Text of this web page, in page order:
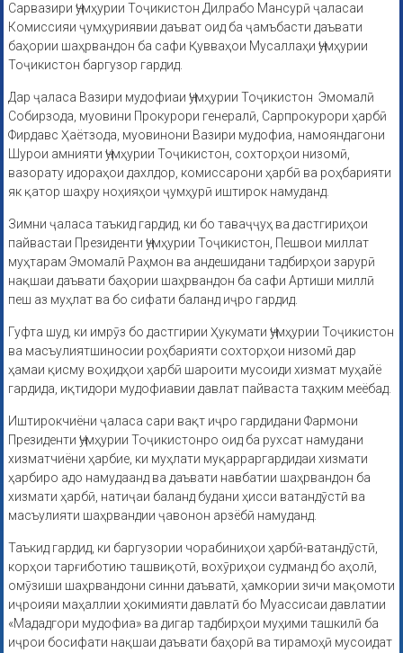
Сарвазири Ҷумҳурии Тоҷикистон Дилрабо Мансурӣ ҷаласаи
Комиссияи ҷумҳуриявии даъват оид ба ҷамъбасти даъвати
баҳории шаҳрвандон ба сафи Қувваҳои Мусаллаҳи Ҷумҳурии
Тоҷикистон баргузор гардид.
Дар ҷаласа Вазири мудофиаи Ҷумҳурии Тоҷикистон Эмомалӣ
Собирзода, муовини Прокурори генералӣ, Сарпрокурори ҳарбӣ
Фирдавс Ҳаётзода, муовинони Вазири мудофиа, намояндагони
Шурои амнияти Ҷумҳурии Тоҷикистон, сохторҳои низомӣ,
вазорату идораҳои дахлдор, комиссарони ҳарбӣ ва роҳбарияти
як қатор шаҳру ноҳияҳои ҷумҳурӣ иштирок намуданд.
Зимни ҷаласа таъкид гардид, ки бо таваҷҷуҳ ва дастгириҳои
пайвастаи Президенти Ҷумҳурии Тоҷикистон, Пешвои миллат
муҳтарам Эмомалӣ Раҳмон ва андешидани тадбирҳои зарурӣ
нақшаи даъвати баҳории шаҳрвандон ба сафи Артиши миллӣ
пеш аз муҳлат ва бо сифати баланд иҷро гардид.
Гуфта шуд, ки имрӯз бо дастгирии Ҳукумати Ҷумҳурии Тоҷикистон
ва масъулиятшиносии роҳбарияти сохторҳои низомӣ дар
ҳамаи қисму воҳидҳои ҳарбӣ шароити мусоиди хизмат муҳайё
гардида, иқтидори мудофиавии давлат пайваста таҳким меёбад.
Иштирокчиёни ҷаласа сари вақт иҷро гардидани Фармони
Президенти Ҷумҳурии Тоҷикистонро оид ба рухсат намудани
хизматчиёни ҳарбие, ки муҳлати муқарраргардидаи хизмати
ҳарбиро адо намудаанд ва даъвати навбатии шаҳрвандон ба
хизмати ҳарбӣ, натиҷаи баланд будани ҳисси ватандӯстӣ ва
масъулияти шаҳрвандии ҷавонон арзёбӣ намуданд.
Таъкид гардид, ки баргузории чорабиниҳои ҳарбӣ-ватандӯстӣ,
корҳои тарғиботию ташвиқотӣ, вохӯриҳои судманд бо аҳолӣ,
омӯзиши шаҳрвандони синни даъватӣ, ҳамкории зичи мақомоти
иҷроияи маҳаллии ҳокимияти давлатӣ бо Муассисаи давлатии
«Мададгори мудофиа» ва дигар тадбирҳои муҳими ташкилӣ ба
иҷрои босифати нақшаи даъвати баҳорӣ ва тирамоҳӣ мусоидат